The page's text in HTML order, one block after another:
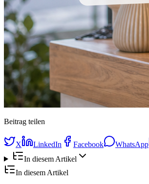
Beitrag teilen
X LinkedIn Facebook WhatsApp
In diesem Artikel
In diesem Artikel